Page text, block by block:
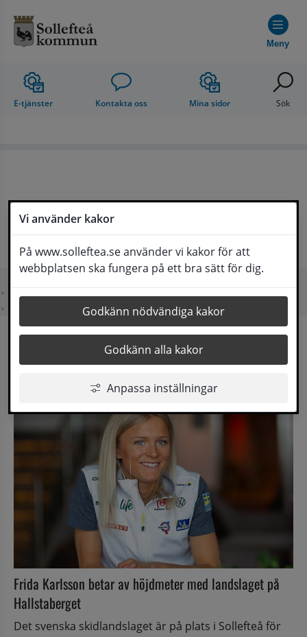
Vi använder kakor
På www.solleftea.se använder vi kakor för att
webbplatsen ska fungera på ett bra sätt för dig.
Godkänn nödvändiga kakor
Godkänn alla kakor
Anpassa inställningar
Meny
E-tjänster Kontakta oss Mina sidor Sök
Startsida
Uppleva och göra
Dela Kontakt
Lyssna
Världsstjärnan
Frida Karlsson betar av höjdmeter med landslaget på
Hallstaberget
Det svenska skidlandslaget är på plats i Sollefteå för